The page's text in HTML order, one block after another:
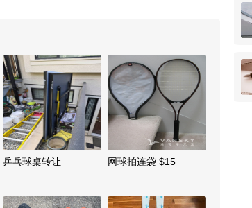
乒乓球桌转让 网球拍连袋 $15